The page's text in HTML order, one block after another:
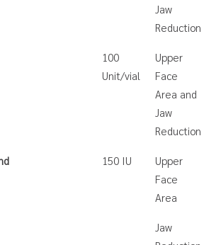
Jaw
Reduction
100
Unit/vial
Upper
Face
Area and
Jaw
Reduction
150 IU
Upper
Face
Area
Jaw